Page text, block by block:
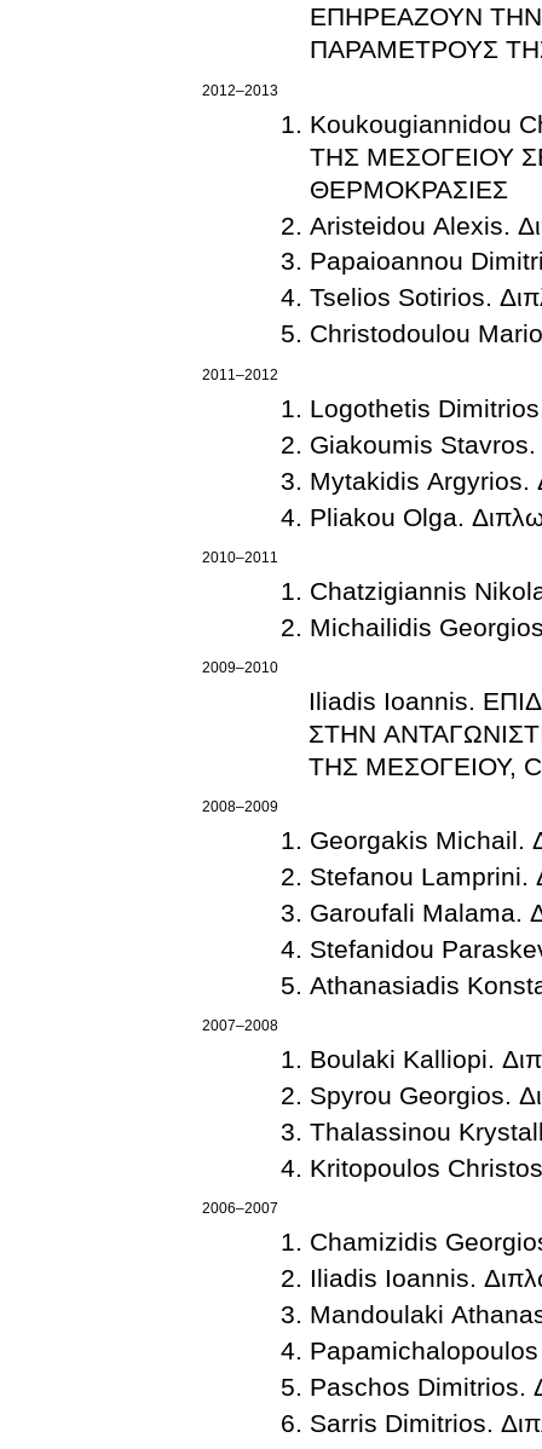
ΕΠΗΡΕΑΖΟΥΝ ΤΗΝ
ΠΑΡΑΜΕΤΡΟΥΣ
2012–2013
Koukougiannidou
ΤΗΣ ΜΕΣΟΓΕΙΟΥ
ΘΕΡΜΟΚΡΑΣΙΕΣ
Aristeidou Alexis.
Papaioannou
Tselios Sotirios.
Christodoulou
2011–2012
Logothetis
Giakoumis Stavros.
Mytakidis Argyrios.
Pliakou Olga.
2010–2011
Chatzigiannis
Michailidis
2009–2010
Iliadis Ioannis.
ΣΤΗΝ
ΤΗΣ ΜΕΣΟΓΕΙΟΥ,
2008–2009
Georgakis Michail.
Stefanou Lamprini.
Garoufali Malama.
Stefanidou
Athanasiadis
2007–2008
Boulaki Kalliopi.
Spyrou Georgios.
Thalassinou
Kritopoulos
2006–2007
Chamizidis
Iliadis Ioannis.
Mandoulaki
Papamichalopoulos
Paschos Dimitrios.
Sarris Dimitrios.